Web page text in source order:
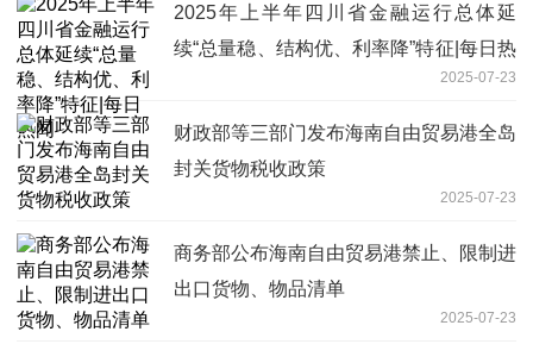
2025年上半年四川省金融运行总体延
续“总量稳、结构优、利率降”特征|每日热
2025-07-23
财政部等三部门发布海南自由贸易港全岛
封关货物税收政策
2025-07-23
商务部公布海南自由贸易港禁止、限制进
出口货物、物品清单
2025-07-23